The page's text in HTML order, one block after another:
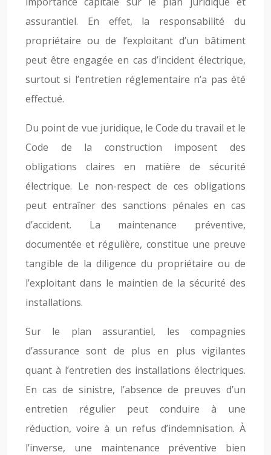
assurantiel. En effet, la responsabilité du
propriétaire ou de l’exploitant d’un bâtiment
peut être engagée en cas d’incident électrique,
surtout si l’entretien réglementaire n’a pas été
effectué.
Du point de vue juridique, le Code du travail et le
Code de la construction imposent des
obligations claires en matière de sécurité
électrique. Le non-respect de ces obligations
peut entraîner des sanctions pénales en cas
d’accident. La maintenance préventive,
documentée et régulière, constitue une preuve
tangible de la diligence du propriétaire ou de
l’exploitant dans le maintien de la sécurité des
installations.
Sur le plan assurantiel, les compagnies
d’assurance sont de plus en plus vigilantes
quant à l’entretien des installations électriques.
En cas de sinistre, l’absence de preuves d’un
entretien régulier peut conduire à une
réduction, voire à un refus d’indemnisation. À
l’inverse, une maintenance préventive bien